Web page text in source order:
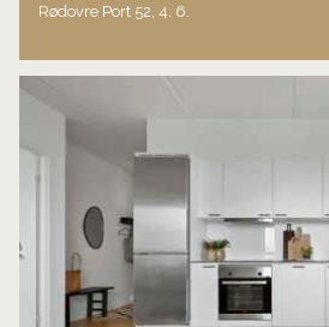
Rødovre Port 52, 4. 6.